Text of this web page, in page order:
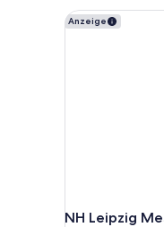
Anzeige
NH Leipzig
NH Leipzig